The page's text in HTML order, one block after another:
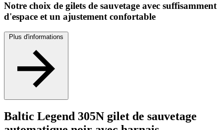
Notre choix de gilets de sauvetage avec suffisamment
d'espace et un ajustement confortable
Plus d'informations
Baltic Legend 305N gilet de sauvetage